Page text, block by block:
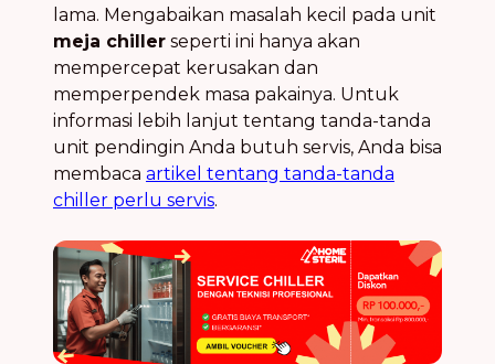
lama. Mengabaikan masalah kecil pada unit
meja chiller seperti ini hanya akan
mempercepat kerusakan dan
memperpendek masa pakainya. Untuk
informasi lebih lanjut tentang tanda-tanda
unit pendingin Anda butuh servis, Anda bisa
membaca artikel tentang tanda-tanda
chiller perlu servis.